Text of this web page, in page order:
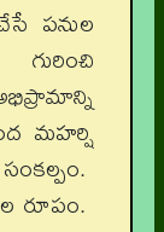
పనుల
మహర్షి
రూపం.